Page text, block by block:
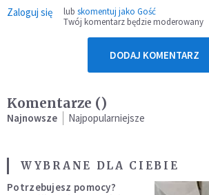
Zaloguj się lub skomentuj jako Gość
Twój komentarz będzie moderowany
DODAJ KOMENTARZ
Komentarze ()
Najnowsze Najpopularniejsze
WYBRANE DLA CIEBIE
Potrzebujesz pomocy?